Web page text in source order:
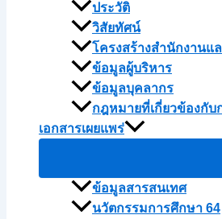
ประวัติ
วิสัยทัศน์
โครงสร้างสำนักงานแ
ข้อมูลผู้บริหาร
ข้อมูลบุคลากร
กฎหมายที่เกี่ยวข้องกับ
เอกสารเผยแพร่
ข้อมูลสารสนเทศ
นวัตกรรมการศึกษา 64